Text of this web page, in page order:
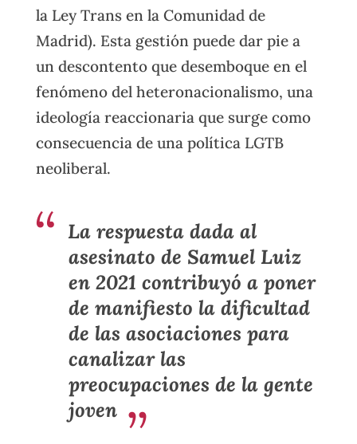
la Ley Trans en la Comunidad de
Madrid). Esta gestión puede dar pie a
un descontento que desemboque en el
fenómeno del heteronacionalismo, una
ideología reaccionaria que surge como
consecuencia de una política LGTB
neoliberal.
La respuesta dada al
asesinato de Samuel Luiz
en 2021 contribuyó a poner
de manifiesto la dificultad
de las asociaciones para
canalizar las
preocupaciones de la gente
joven